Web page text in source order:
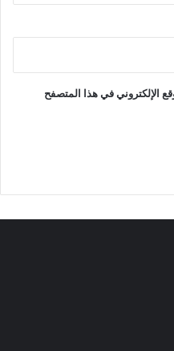
الإلكتروني في هذا المتصفح